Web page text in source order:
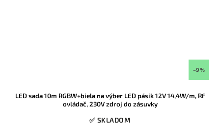
–9 %
LED sada 10m RGBW+biela na výber LED pásik 12V 14,4W/m, RF
ovládač, 230V zdroj do zásuvky
✅ SKLADOM